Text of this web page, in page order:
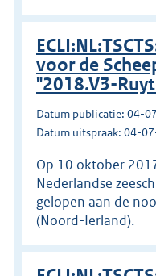
voor de
"2018.V3-
Datum publicatie: 04-
Datum uitspraak: 04-
Op 10 oktober
Nederlandse
gelopen aan de
(Noord-Ierland).